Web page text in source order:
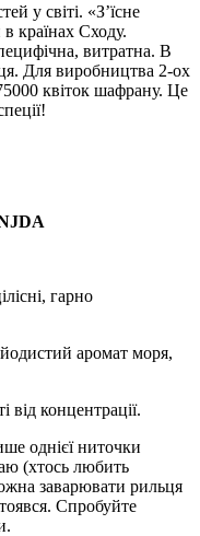
у світі. «З’їсне
країнах Сходу.
витратна. В
Для виробництва 2-ох
квіток шафрану. Це
гарно
аромат моря,
концентрації.
однієї ниточки
(хтось любить
заварювати рильця
Спробуйте